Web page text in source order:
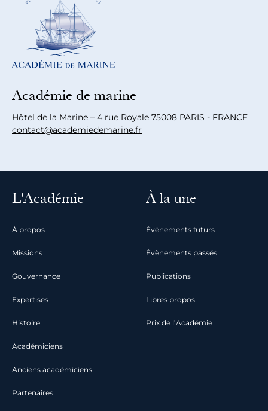
Académie de marine
Hôtel de la Marine – 4 rue Royale 75008 PARIS - FRANCE
contact@academiedemarine.fr
L'Académie
À propos
Missions
Gouvernance
Expertises
Histoire
Académiciens
Anciens académiciens
Partenaires
À la une
Évènements futurs
Évènements passés
Publications
Libres propos
Prix de l’Académie